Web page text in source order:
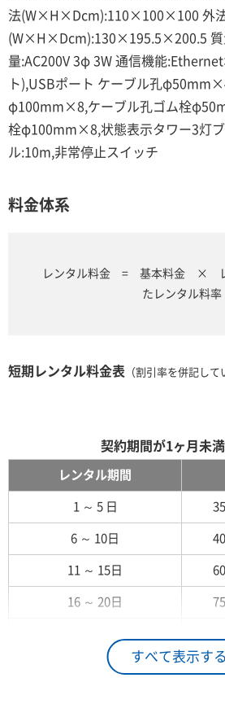
法(W×H×Dcm):110×100×100 外
(W×H×Dcm):130×195.5×200.5 質
量:AC200V 3φ 3W 通信機能
ト),USBポート ケーブル孔
φ100mm×8,ケーブル孔ゴム栓
栓φ100mm×8,状態表示タワー3灯
ル:10m,非常停止スイッチ
料金体系
レンタル料金 = 基本料金 × レ
たレンタル料率
短期レンタル料金表 （割引率を併記して
すべて表示する
契約期間が1ヶ月未
レンタル期間
1 ～ 5 日
6 ～ 10日
11 ～ 15日
16 ～ 20日
26日 ～ 1ヶ月